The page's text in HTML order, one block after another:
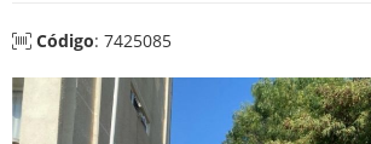
Código: 7425085